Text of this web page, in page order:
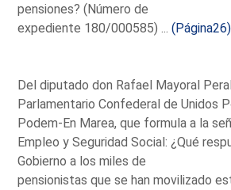
pensiones? (Número de
expediente 180/000585) ...(Página26)
Del diputado don Rafael Mayoral
Parlamentario Confederal de Unidos
Podem-En Marea, que formula a la
Empleo y Seguridad Social: ¿Qué
Gobierno a los miles de
pensionistas que se han movilizado